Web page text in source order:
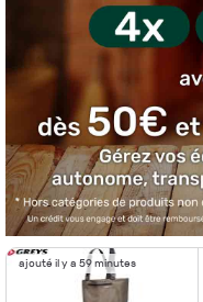
ajouté il y a 59 minutes